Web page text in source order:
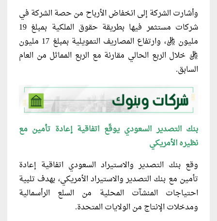
وأشارت الشركة إلى انخفاض الأرباح من حصة الشركة في
شركات مستثمر فيها بطريقة حقوق الملكية بمبلغ 19
مليون ريال، وارتفاع المصاريف التمويلية بمبلغ 17 مليون
ريال خلال الربع الحالي مقارنة مع الربع المماثل من العام
السابق.
بنك التصدير السعودي يوقّع اتفاقية إعادة تأمين مع
نظيره الأمريكي
وقع بنك التصدير والاستيراد السعودي اتفاقية إعادة
تأمين مع بنك التصدير والاستيراد الأمريكي، بهدف تلبية
احتياجات المنشآت المحلية من السلع الرأسمالية
ومدخلات الإنتاج من الولايات المتحدة.